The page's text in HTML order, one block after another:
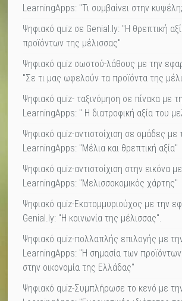
LearningApps: "Τι συμβαίνει στην
Ψηφιακό quiz σε Genial.ly: "Η θρεπτική
προϊόντων της μέλισσας"
Ψηφιακό quiz σωστού-λάθους με την
"Σε τι μας ωφελούν τα προϊόντα της
Ψηφιακό quiz- ταξινόμηση σε πίνακα με
LearningApps: " Η διατροφική αξία του
Ψηφιακό quiz-αντιστοίχιση σε ομάδες με
LearningApps: "Μέλια και θρεπτική αξία"
Ψηφιακό quiz-αντιστοίχιση στην εικόνα
LearningApps: "Μελισσοκομικός χάρτης"
Ψηφιακό quiz-Εκατομμυριούχος με την
Genial.ly: "Η κοινωνία της μέλισσας".
Ψηφιακό quiz-πολλαπλής επιλογής με
LearningApps: "Η σημασία των
στην οικονομία της Ελλάδας"
Ψηφιακό quiz-Συμπλήρωσε το κενό με